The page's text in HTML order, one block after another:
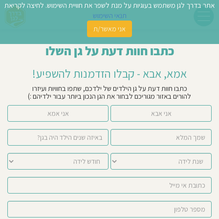
כתבו חוות דעת על גן השלו
אמא, אבא - קבלו הזדמנות להשפיע!
כתבו חוות דעת על גן הילדים של ילדכם, שתפו בחוויות ועיזרו
להורים באזור מגוריכם לבחור את הגן הנכון ביותר עבור ילדיהם :)
אני אמא אני אבא
אתר בדרך לגן משתמש בעוגיות על מנת לשפר את חוויית השימוש. לחיצה לקריאת
תנאי השימוש
אני מאשר/ת